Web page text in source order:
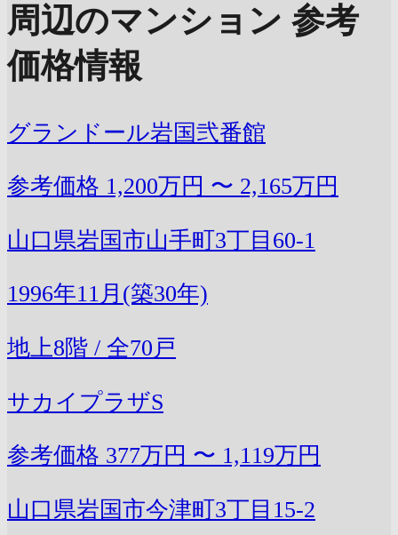
周辺のマンション 参考
価格情報
グランドール岩国弐番館
参考価格 1,200万円 〜 2,165万円
山口県岩国市山手町3丁目60-1
1996年11月(築30年)
地上8階 / 全70戸
サカイプラザS
参考価格 377万円 〜 1,119万円
山口県岩国市今津町3丁目15-2